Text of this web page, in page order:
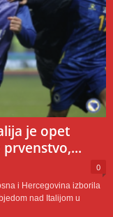
je opet
0
i Hercegovina izborila
nad Italijom u